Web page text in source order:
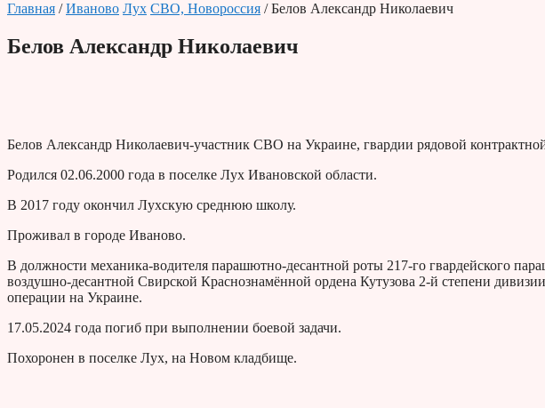
Главная /Иваново Лух СВО, Новороссия / Белов Александр Николаевич
Белов Александр Николаевич
Белов Александр Николаевич-участник СВО на Украине, гвардии рядовой
Родился 02.06.2000 года в поселке Лух Ивановской области.
В 2017 году окончил Лухскую среднюю школу.
Проживал в городе Иваново.
В должности механика-водителя парашютно-десантной роты 217-го гвардейского
воздушно-десантной Свирской Краснознамённой ордена Кутузова 2-й степени
операции на Украине.
17.05.2024 года погиб при выполнении боевой задачи.
Похоронен в поселке Лух, на Новом кладбище.